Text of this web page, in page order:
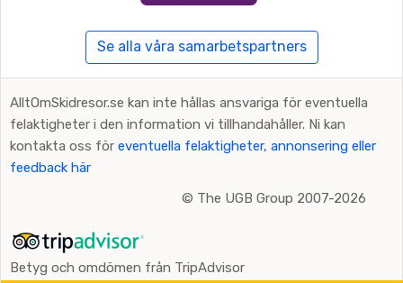
Se alla våra samarbetspartners
AlltOmSkidresor.se kan inte hållas ansvariga för eventuella
felaktigheter i den information vi tillhandahåller. Ni kan
kontakta oss för eventuella felaktigheter, annonsering eller
feedback här
© The UGB Group 2007-2026
Betyg och omdömen från TripAdvisor